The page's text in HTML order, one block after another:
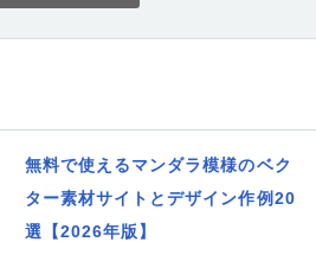
無料で使えるマンダラ模様のベク
ター素材サイトとデザイン作例20
選【2026年版】